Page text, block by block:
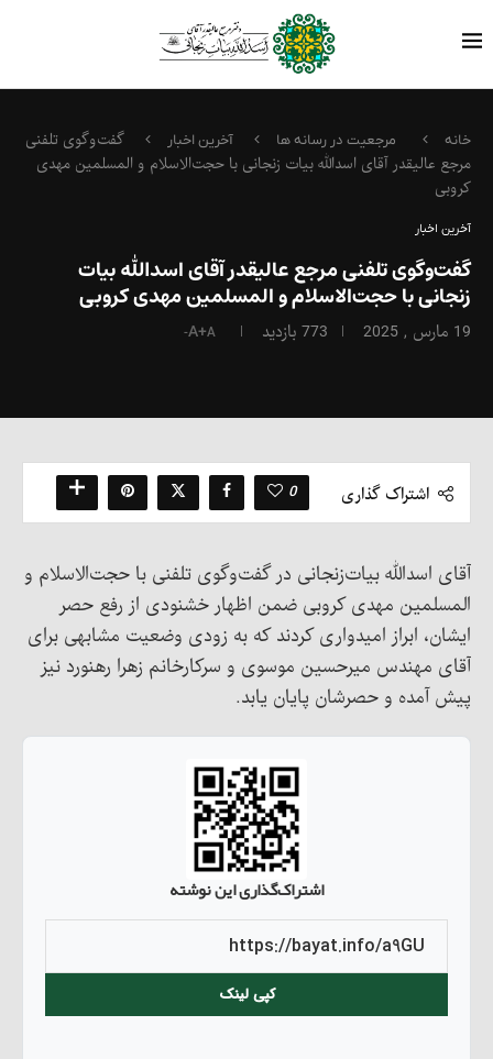
خانه مرجعیت در رسانه ها آخرین اخبار
گفت‌وگوی تلفنی
مرجع عالیقدر آقای اسدالله بیات زنجانی با حجت‌الاسلام و المسلمین مهدی
کروبی
آخرین اخبار
گفت‌وگوی تلفنی مرجع عالیقدر آقای اسدالله بیات
زنجانی با حجت‌الاسلام و المسلمین مهدی کروبی
19 مارس , 2025 773 بازدید A+A-
اشتراک گذاری 0
آقای اسدالله بیات‌زنجانی در گفت‌و‌گوی تلفنی با حجت‌الاسلام و
المسلمین مهدی کروبی ضمن اظهار خشنودی از رفع حصر
ایشان، ابراز امیدواری کردند که به زودی وضعیت مشابهی برای
آقای مهندس میرحسین موسوی و سرکارخانم زهرا رهنورد نیز
پیش آمده و حصرشان پایان یابد.
اشتراک‌گذاری این نوشته
کپی لینک